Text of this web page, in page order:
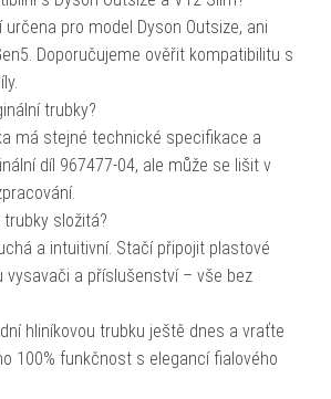
určena pro model Dyson Outsize, ani
Doporučujeme ověřit kompatibilitu s
trubky?
má stejné technické specifikace a
díl 967477-04, ale může se lišit v
složitá?
a intuitivní. Stačí připojit plastové
vysavači a příslušenství – vše bez
hliníkovou trubku ještě dnes a vraťte
100% funkčnost s elegancí fialového